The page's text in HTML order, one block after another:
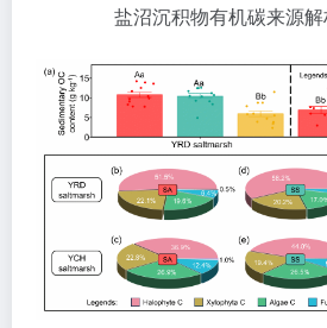
盐沼沉积物有机碳来源